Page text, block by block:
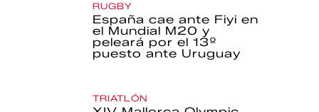
RUGBY
España cae ante Fiyi en
el Mundial M20 y
peleará por el 13º
puesto ante Uruguay
TRIATLÓN